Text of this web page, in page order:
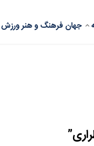
جهان فرهنگ و هنرورزش